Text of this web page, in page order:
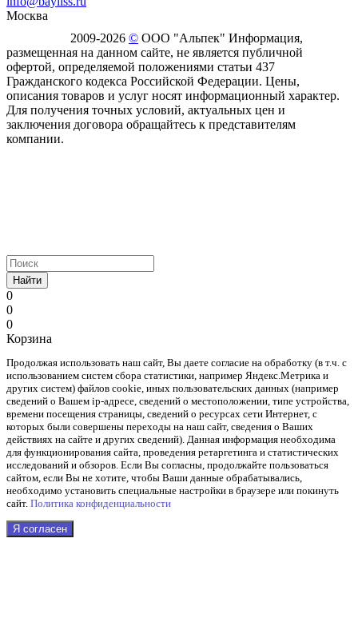
Москва
2009-2026 © ООО "Альпек" Информация,
размещенная на данном сайте, не является публичной
офертой, определяемой положениями статьи 437
Гражданского кодекса Российской Федерации. Цены,
описания товаров и услуг носят информационный характер.
Для получения точных условий, актуальных цен и
заключения договора обращайтесь к представителям
компании.
Найти
0
0
0
Корзина
Продолжая использовать наш cайт, Вы даете согласие на обработку (в т.ч. с
использованием систем сбора статистики, например Яндекс.Метрика и
других систем) файлов cookie, иных пользовательских данных (например
сведений о Вашем ip-адресе, сведений о местоположении, типе устройства,
времени посещения страницы, сведений о ресурсах сети Интернет, с
которых были совершены переходы на наш сайт, сведения о Ваших
действиях на сайте и других сведений). Данная информация необходима
для функционирования сайта, проведения ретаргетинга и статистических
исследований и обзоров. Если Вы согласны, продолжайте пользоваться
сайтом, если Вы не хотите, чтобы Ваши данные обрабатывались,
необходимо установить специальные настройки в браузере или покинуть
сайт. Политика конфиденциальности
Я согласен